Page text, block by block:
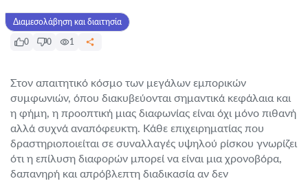
Διαμεσολάβηση και διαιτησία
0
0 1
Στον απαιτητικό κόσμο των μεγάλων εμπορικών
συμφωνιών, όπου διακυβεύονται σημαντικά κεφάλαια και
η φήμη, η προοπτική μιας διαφωνίας είναι όχι μόνο πιθανή
αλλά συχνά αναπόφευκτη. Κάθε επιχειρηματίας που
δραστηριοποιείται σε συναλλαγές υψηλού ρίσκου γνωρίζει
ότι η επίλυση διαφορών μπορεί να είναι μια χρονοβόρα,
δαπανηρή και απρόβλεπτη διαδικασία αν δεν